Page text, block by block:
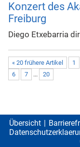
Konzert des
Freiburg
Diego Etxebarria
« 20 frühere Artikel 1
6
7 ... 20
Übersicht